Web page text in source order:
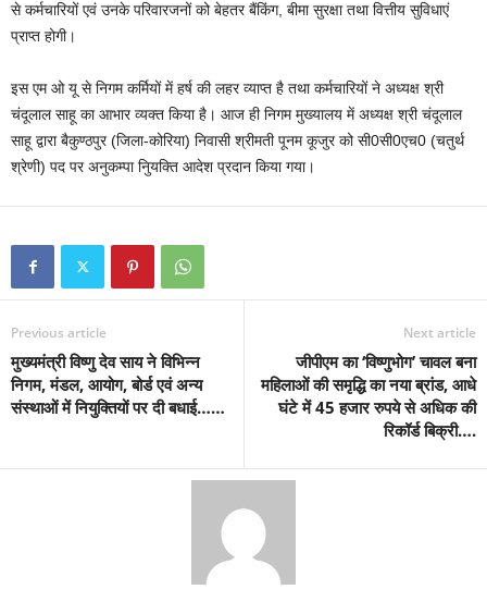
से कर्मचारियों एवं उनके परिवारजनों को बेहतर बैंकिंग, बीमा सुरक्षा तथा वित्तीय सुविधाएं
प्राप्त होगी।
इस एम ओ यू से निगम कर्मियों में हर्ष की लहर व्याप्त है तथा कर्मचारियों ने अध्यक्ष श्री
चंदूलाल साहू का आभार व्यक्त किया है। आज ही निगम मुख्यालय में अध्यक्ष श्री चंदूलाल
साहू द्वारा बैकुण्ठपुर (जिला-कोरिया) निवासी श्रीमती पूनम कूजुर को सी0सी0एच0 (चतुर्थ
श्रेणी) पद पर अनुकम्पा निुयक्ति आदेश प्रदान किया गया।
Previous article
मुख्यमंत्री विष्णु देव साय ने विभिन्न
निगम, मंडल, आयोग, बोर्ड एवं अन्य
संस्थाओं में नियुक्तियों पर दी बधाई……
Next article
जीपीएम का ‘विष्णुभोग’ चावल बना
महिलाओं की समृद्धि का नया ब्रांड, आधे
घंटे में 45 हजार रुपये से अधिक की
रिकॉर्ड बिक्री….